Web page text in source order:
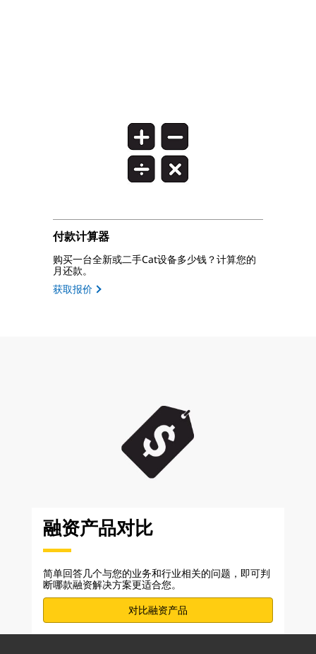
付款计算器
购买一台全新或二手Cat设备多少钱？计算您的
月还款。
获取报价
融资产品对比
简单回答几个与您的业务和行业相关的问题，即可判
断哪款融资解决方案更适合您。
对比融资产品